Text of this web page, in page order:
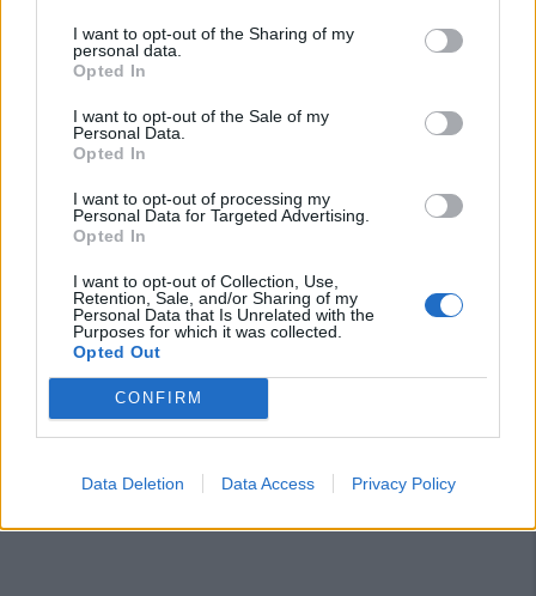
I want to opt-out of the Sharing of my
personal data.
Opted In
I want to opt-out of the Sale of my
Personal Data.
Opted In
I want to opt-out of processing my
Personal Data for Targeted Advertising.
Opted In
I want to opt-out of Collection, Use,
Retention, Sale, and/or Sharing of my
Personal Data that Is Unrelated with the
Purposes for which it was collected.
Opted Out
CONFIRM
Data Deletion Data Access Privacy Policy
FACEBOOK